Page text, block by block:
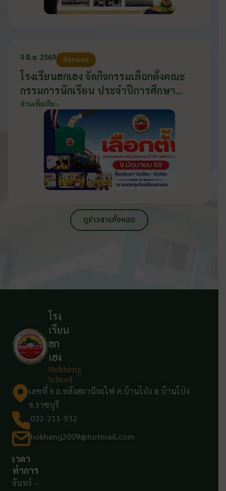
9 มิ.ย. 2569 กิจกรรม
โรงเรียนฮกเฮง จัดกิจกรรมเลือกตั้งคณะ
กรรมการนักเรียน ประจำปีการศึกษา
2569 ส่งเสริมประชาธิปไตยในโรงเรียน
วันที่ 9 มิถุนายน 2569
อ่านเพิ่มเติม ›
ดูข่าวสารทั้งหมด
โรง
เรียน
ฮก
เฮง
Hokheng
School
เลขที่ 6 ถ.หลังสถานีรถไฟ ต.บ้านโป่ง อ.บ้านโป่ง
จ.ราชบุรี
032-211-932
hokheng2009@hotmail.com
เวลา
ทำการ
จันทร์ –